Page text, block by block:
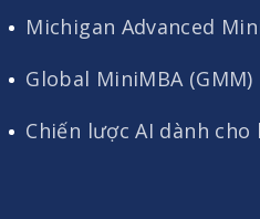
Michigan Advanced
Global MiniMBA (GMM)
Chiến lược AI dành cho